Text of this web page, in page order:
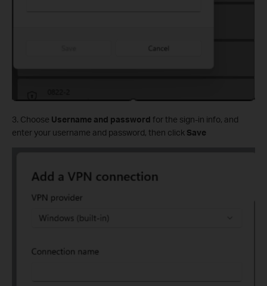
3. Choose Username and password for the sign-in info, and
enter your username and password, then click Save